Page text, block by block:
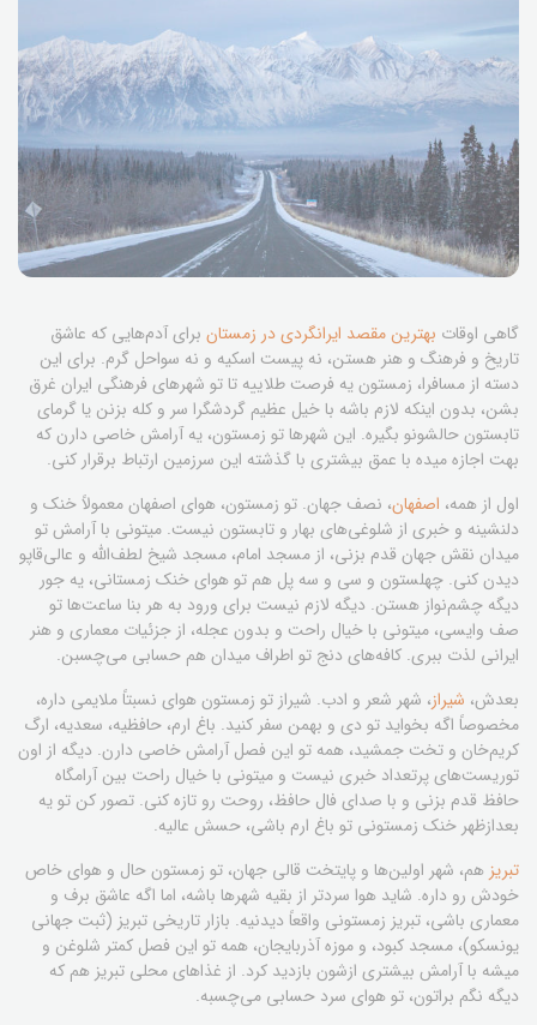
گاهی اوقات بهترین مقصد ایرانگردی در زمستان برای آدم‌هایی که عاشق
تاریخ و فرهنگ و هنر هستن، نه پیست اسکیه و نه سواحل گرم. برای این
دسته از مسافرا، زمستون یه فرصت طلاییه تا تو شهرهای فرهنگی ایران غرق
بشن، بدون اینکه لازم باشه با خیل عظیم گردشگرا سر و کله بزنن یا گرمای
تابستون حالشونو بگیره. این شهرها تو زمستون، یه آرامش خاصی دارن که
بهت اجازه میده با عمق بیشتری با گذشته این سرزمین ارتباط برقرار کنی.
اول از همه، اصفهان، نصف جهان. تو زمستون، هوای اصفهان معمولاً خنک و
دلنشینه و خبری از شلوغی‌های بهار و تابستون نیست. میتونی با آرامش تو
میدان نقش جهان قدم بزنی، از مسجد امام، مسجد شیخ لطف‌الله و عالی‌قاپو
دیدن کنی. چهلستون و سی و سه پل هم تو هوای خنک زمستانی، یه جور
دیگه چشم‌نواز هستن. دیگه لازم نیست برای ورود به هر بنا ساعت‌ها تو
صف وایسی، میتونی با خیال راحت و بدون عجله، از جزئیات معماری و هنر
ایرانی لذت ببری. کافه‌های دنج تو اطراف میدان هم حسابی می‌چسبن.
بعدش، شیراز، شهر شعر و ادب. شیراز تو زمستون هوای نسبتاً ملایمی داره،
مخصوصاً اگه بخواید تو دی و بهمن سفر کنید. باغ ارم، حافظیه، سعدیه، ارگ
کریم‌خان و تخت جمشید، همه تو این فصل آرامش خاصی دارن. دیگه از اون
توریست‌های پرتعداد خبری نیست و میتونی با خیال راحت بین آرامگاه
حافظ قدم بزنی و با صدای فال حافظ، روحت رو تازه کنی. تصور کن تو یه
بعدازظهر خنک زمستونی تو باغ ارم باشی، حسش عالیه.
تبریز هم، شهر اولین‌ها و پایتخت قالی جهان، تو زمستون حال و هوای خاص
خودش رو داره. شاید هوا سردتر از بقیه شهرها باشه، اما اگه عاشق برف و
معماری باشی، تبریز زمستونی واقعاً دیدنیه. بازار تاریخی تبریز (ثبت جهانی
یونسکو)، مسجد کبود، و موزه آذربایجان، همه تو این فصل کمتر شلوغن و
میشه با آرامش بیشتری ازشون بازدید کرد. از غذاهای محلی تبریز هم که
دیگه نگم براتون، تو هوای سرد حسابی می‌چسبه.